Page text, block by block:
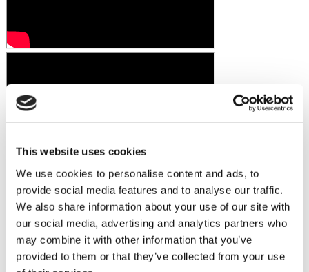
This website uses cookies
We use cookies to personalise content and ads, to
provide social media features and to analyse our traffic.
We also share information about your use of our site with
our social media, advertising and analytics partners who
may combine it with other information that you’ve
provided to them or that they’ve collected from your use